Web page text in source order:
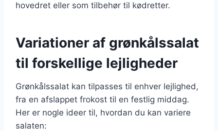
hovedret eller som tilbehør til kødretter.
Variationer af grønkålssalat
til forskellige lejligheder
Grønkålssalat kan tilpasses til enhver lejlighed,
fra en afslappet frokost til en festlig middag.
Her er nogle ideer til, hvordan du kan variere
salaten: